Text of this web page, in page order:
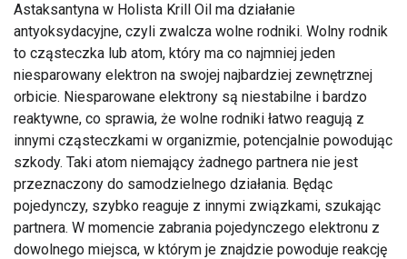
Astaksantyna w Holista Krill Oil ma działanie
antyoksydacyjne, czyli zwalcza wolne rodniki. Wolny rodnik
to cząsteczka lub atom, który ma co najmniej jeden
niesparowany elektron na swojej najbardziej zewnętrznej
orbicie. Niesparowane elektrony są niestabilne i bardzo
reaktywne, co sprawia, że wolne rodniki łatwo reagują z
innymi cząsteczkami w organizmie, potencjalnie powodując
szkody. Taki atom niemający żadnego partnera nie jest
przeznaczony do samodzielnego działania. Będąc
pojedynczy, szybko reaguje z innymi związkami, szukając
partnera. W momencie zabrania pojedynczego elektronu z
dowolnego miejsca, w którym je znajdzie powoduje reakcję